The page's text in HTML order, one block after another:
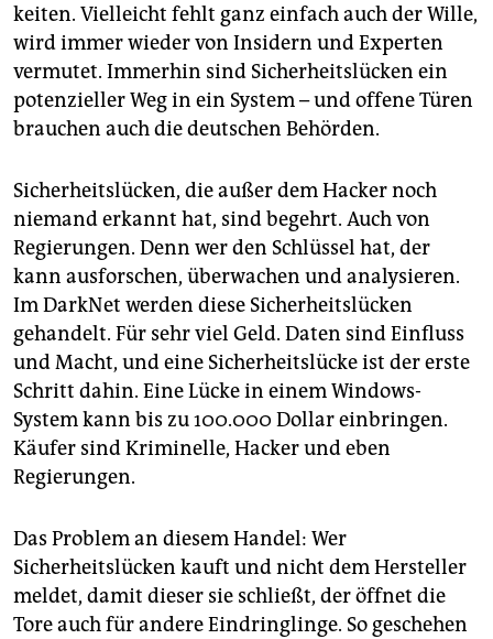
keiten. Vielleicht fehlt ganz einfach auch der Wille,
wird immer wieder von Insidern und Experten
vermutet. Immerhin sind ­Sicherheitslücken ein
potenzieller Weg in ein System – und offene Türen
brauchen auch die deutschen Behörden.
Sicherheitslücken, die außer dem Hacker noch
niemand erkannt hat, sind begehrt. Auch von
Regierungen. Denn wer den Schlüssel hat, der
kann ausforschen, überwachen und analysieren.
Im DarkNet werden diese Sicherheitslücken
gehandelt. Für sehr viel Geld. Daten sind Einfluss
und Macht, und eine Sicherheitslücke ist der erste
Schritt dahin. Eine Lücke in einem Windows-
System kann bis zu 100.000 Dollar einbringen.
Käufer sind Kriminelle, Hacker und eben
Regierungen.
Das Problem an diesem Handel: Wer
Sicherheitslücken kauft und nicht dem Hersteller
meldet, damit dieser sie schließt, der öffnet die
Tore auch für andere Eindringlinge. So geschehen